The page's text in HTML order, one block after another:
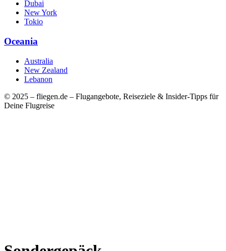
Dubai
New York
Tokio
Oceania
Australia
New Zealand
Lebanon
© 2025 – fliegen.de – Flugangebote, Reiseziele & Insider-Tipps für
Deine Flugreise